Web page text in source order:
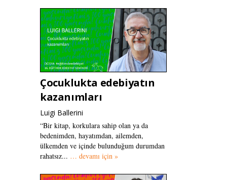
Çocuklukta edebiyatın
kazanımları
Luigi Ballerini
“Bir kitap, korkulara sahip olan ya da
bedenimden, hayatımdan, ailemden,
ülkemden ve içinde bulunduğum durumdan
rahatsız... … devamı için »